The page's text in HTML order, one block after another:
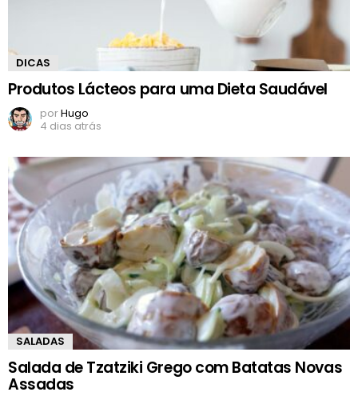
DICAS
Produtos Lácteos para uma Dieta Saudável
porHugo
4 dias atrás
SALADAS
Salada de Tzatziki Grego com Batatas Novas
Assadas